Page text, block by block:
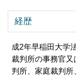
経歴
成2年早稲田大学
裁判所の事務官
判所、家庭裁判